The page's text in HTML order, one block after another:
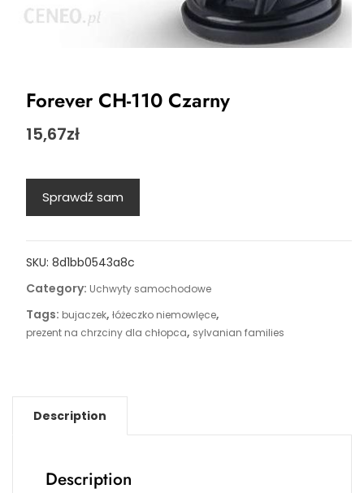
Forever CH-110 Czarny
15,67zł
Sprawdź sam
SKU: 8d1bb0543a8c
Category: Uchwyty samochodowe
Tags: bujaczek, łóżeczko niemowlęce,
prezent na chrzciny dla chłopca, sylvanian families
Description
Description